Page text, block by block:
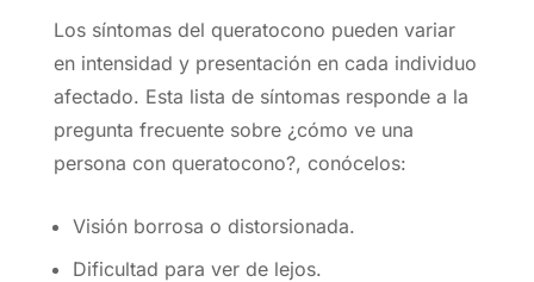
Los síntomas del queratocono pueden variar
en intensidad y presentación en cada individuo
afectado. Esta lista de síntomas responde a la
pregunta frecuente sobre ¿cómo ve una
persona con queratocono?, conócelos:
Visión borrosa o distorsionada.
Dificultad para ver de lejos.